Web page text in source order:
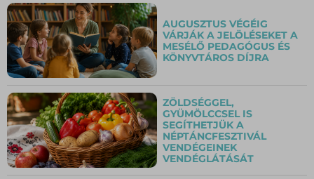
AUGUSZTUS VÉGÉIG
VÁRJÁK A JELÖLÉSEKET A
MESÉLŐ PEDAGÓGUS ÉS
KÖNYVTÁROS DÍJRA
ZÖLDSÉGGEL,
GYÜMÖLCCSEL IS
SEGÍTHETJÜK A
NÉPTÁNCFESZTIVÁL
VENDÉGEINEK
VENDÉGLÁTÁSÁT